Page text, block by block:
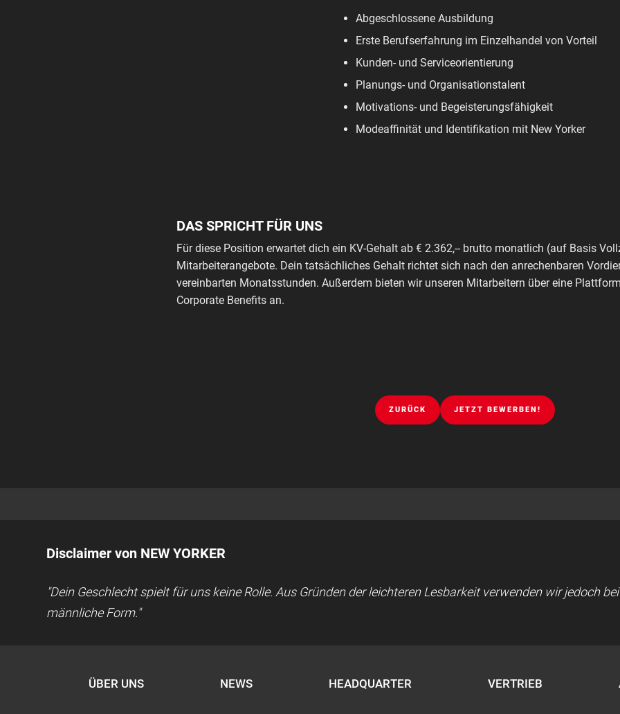
Abgeschlossene Ausbildung
Erste Berufserfahrung im Einzelhandel von Vorteil
Kunden- und Serviceorientierung
Planungs- und Organisationstalent
Motivations- und Begeisterungsfähigkeit
Modeaffinität und Identifikation mit New Yorker
DAS SPRICHT FÜR UNS
Für diese Position erwartet dich ein KV-Gehalt ab € 2.362,-- brutto monatlich (auf Basis
Mitarbeiterangebote. Dein tatsächliches Gehalt richtet sich nach den anrechenbaren
vereinbarten Monatsstunden. Außerdem bieten wir unseren Mitarbeitern über eine
Corporate Benefits an.
ZURÜCK JETZT BEWERBEN!
Disclaimer von NEW YORKER
"Dein Geschlecht spielt für uns keine Rolle. Aus Gründen der leichteren Lesbarkeit verwenden wir jedoch
männliche Form."
ÜBER UNS NEWS HEADQUARTER VERTRIEB